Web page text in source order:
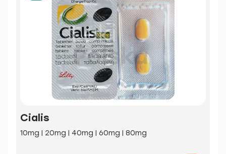
Cialis
10mg | 20mg | 40mg | 60mg | 80mg